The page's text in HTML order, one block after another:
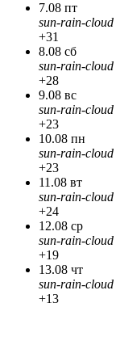
7.08 пт
sun-rain-cloud
+31
8.08 сб
sun-rain-cloud
+28
9.08 вс
sun-rain-cloud
+23
10.08 пн
sun-rain-cloud
+23
11.08 вт
sun-rain-cloud
+24
12.08 ср
sun-rain-cloud
+19
13.08 чт
sun-rain-cloud
+13